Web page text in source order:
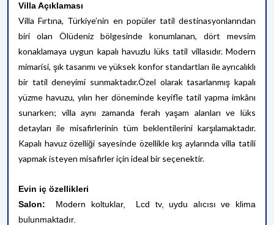
Villa Açıklaması
Villa Fırtına, Türkiye’nin en popüler tatil destinasyonlarından
biri olan Ölüdeniz bölgesinde konumlanan, dört mevsim
konaklamaya uygun kapalı havuzlu lüks tatil villasıdır. Modern
mimarisi, şık tasarımı ve yüksek konfor standartları ile ayrıcalıklı
bir tatil deneyimi sunmaktadır.Özel olarak tasarlanmış kapalı
yüzme havuzu, yılın her döneminde keyifle tatil yapma imkânı
sunarken; villa aynı zamanda ferah yaşam alanları ve lüks
detayları ile misafirlerinin tüm beklentilerini karşılamaktadır.
Kapalı havuz özelliği sayesinde özellikle kış aylarında villa tatili
yapmak isteyen misafirler için ideal bir seçenektir.
Evin iç özellikleri
Salon: Modern koltuklar, Lcd tv, uydu alıcısı ve klima
bulunmaktadır.